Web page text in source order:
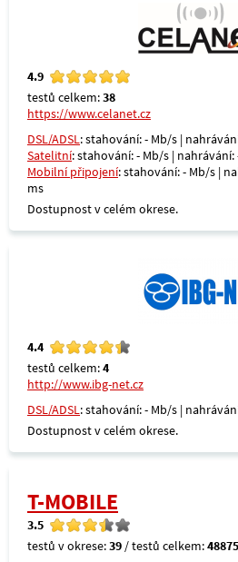
4.9
testů celkem:38
https://www.celanet.cz
DSL/ADSL: stahování: - Mb/s |
Satelitní: stahování: - Mb/s | nahrávání:
Mobilní připojení: stahování: - Mb/s |
ms
Dostupnost v celém okrese.
4.4
testů celkem:4
http://www.ibg-net.cz
DSL/ADSL: stahování: - Mb/s |
Dostupnost v celém okrese.
T-MOBILE
3.5
testů v okrese:39 / testů celkem:48875